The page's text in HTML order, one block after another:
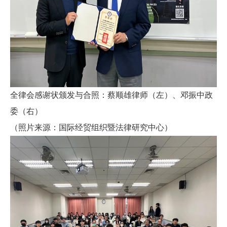
全律会感谢状颁发与合照：蔡顺雄律师（左）、邓振中政
委（右）
（照片来源：国际经贸组织暨法律研究中心）